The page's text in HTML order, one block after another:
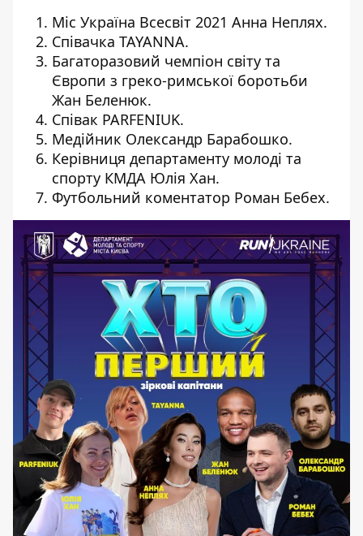
Міс Україна Всесвіт 2021 Анна Неплях.
Співачка TAYANNA.
Багаторазовий чемпіон світу та
Європи з греко-римської боротьби
Жан Беленюк.
Співак PARFENIUK.
Медійник Олександр Барабошко.
Керівниця департаменту молоді та
спорту КМДА Юлія Хан.
Футбольний коментатор Роман Бебех.